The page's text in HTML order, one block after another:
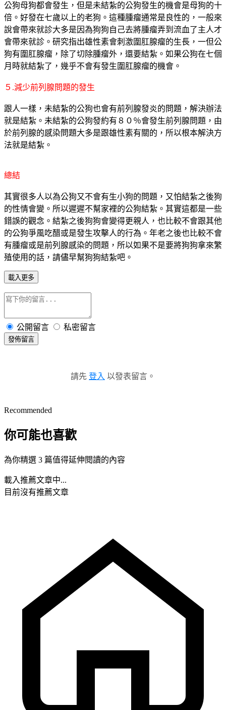
公狗母狗都會發生，但是未結紮的公狗發生的機會是母狗的十
倍。好發在七歲以上的老狗。這種腫瘤通常是良性的，一般來
說會帶來就診大多是因為狗狗自己去將腫瘤弄到流血了主人才
會帶來就診。研究指出雄性素會刺激圍肛腺瘤的生長，一但公
狗有圍肛腺瘤，除了切除腫瘤外，還要結紮。如果公狗在七個
月時就結紮了，幾乎不會有發生圍肛腺瘤的機會。
５.減少前列腺問題的發生
跟人一樣，未結紮的公狗也會有前列腺發炎的問題，解決辦法
就是結紮。未結紮的公狗發約有８０％會發生前列腺問題，由
於前列腺的感染問題大多是跟雄性素有關的，所以根本解決方
法就是結紮。
總結
其實很多人以為公狗又不會有生小狗的問題，又怕結紮之後狗
的性情會變。所以遲遲不幫家裡的公狗結紮。其實這都是一些
錯誤的觀念。結紮之後狗狗會變得更親人，也比較不會跟其他
的公狗爭風吃醋或是發生攻擊人的行為。年老之後也比較不會
有腫瘤或是前列腺感染的問題，所以如果不是要將狗狗拿來繁
殖使用的話，請儘早幫狗狗結紮吧。
載入更多
公開留言 私密留言
發佈留言
請先 登入 以發表留言。
Recommended
你可能也喜歡
為你精選 3 篇值得延伸閱讀的內容
載入推薦文章中...
目前沒有推薦文章